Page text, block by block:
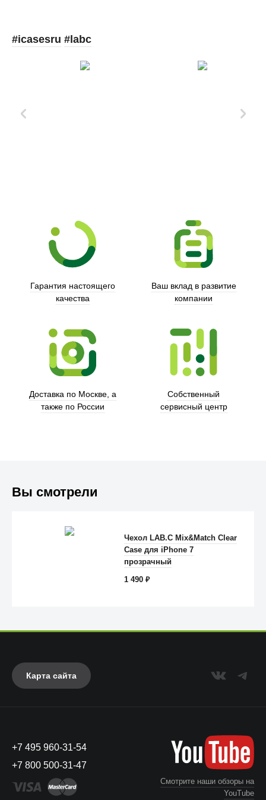
Anker
#icasesru #labc
Гарантия настоящего
качества
Ваш вклад в развитие
компании
Доставка по Москве, а
также по России
Собственный
сервисный центр
Вы смотрели
Чехол LAB.C Mix&Match Clear
Case для iPhone 7
прозрачный
1 490₽
Карта сайта
+7 495 960-31-54
+7 800 500-31-47
Смотрите наши обзоры на
YouTube